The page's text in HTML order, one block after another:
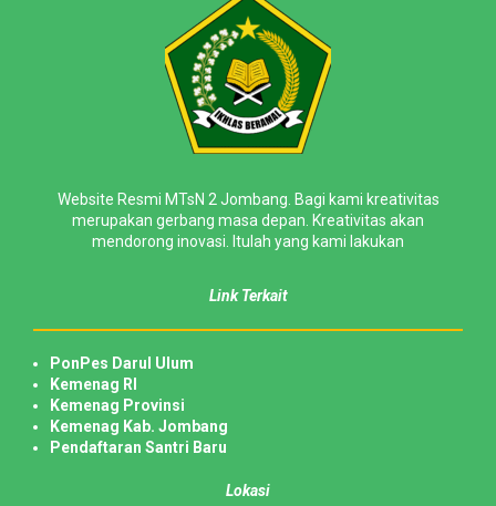
Website Resmi MTsN 2 Jombang. Bagi kami kreativitas
merupakan gerbang masa depan. Kreativitas akan
mendorong inovasi. Itulah yang kami lakukan
Link Terkait
PonPes Darul Ulum
Kemenag RI
Kemenag Provinsi
Kemenag Kab. Jombang
Pendaftaran Santri Baru
Lokasi